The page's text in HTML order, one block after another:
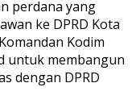
perdana yang
ke DPRD Kota
Kodim
untuk membangun
dengan DPRD